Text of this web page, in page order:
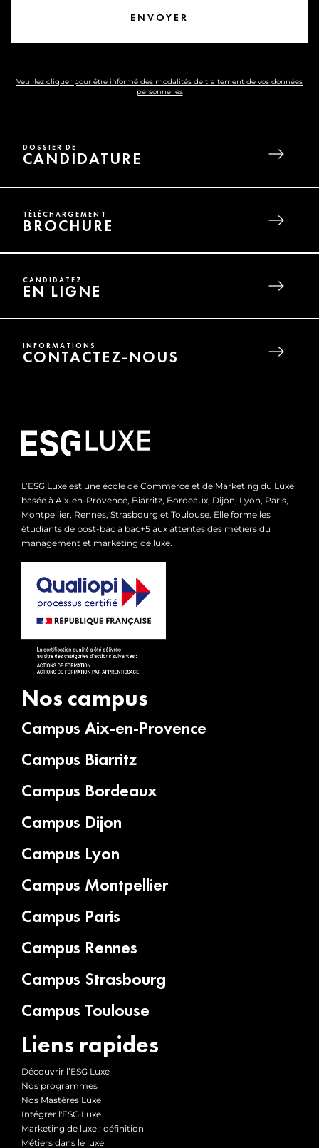
Veuillez cliquer pour être informé des modalités de traitement de vos données
personnelles
DOSSIER DE
CANDIDATURE
TÉLÉCHARGEMENT
BROCHURE
CANDIDATEZ
EN LIGNE
INFORMATIONS
CONTACTEZ-NOUS
L’ESG Luxe est une école de Commerce et de Marketing du Luxe
basée à Aix-en-Provence, Biarritz, Bordeaux, Dijon, Lyon, Paris,
Montpellier, Rennes, Strasbourg et Toulouse. Elle forme les
étudiants de post-bac à bac+5 aux attentes des métiers du
management et marketing de luxe.
Nos campus
Campus Aix-en-Provence
Campus Biarritz
Campus Bordeaux
Campus Dijon
Campus Lyon
Campus Montpellier
Campus Paris
Campus Rennes
Campus Strasbourg
Campus Toulouse
Liens rapides
Découvrir l’ESG Luxe
Nos programmes
Nos Mastères Luxe
Intégrer l'ESG Luxe
Marketing de luxe : définition
Métiers dans le luxe